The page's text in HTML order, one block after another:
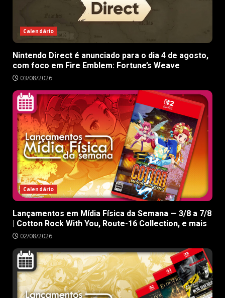
Calendário
Nintendo Direct é anunciado para o dia 4 de agosto,
com foco em Fire Emblem: Fortune’s Weave
03/08/2026
Calendário
Lançamentos em Mídia Física da Semana — 3/8 a 7/8
| Cotton Rock With You, Route-16 Collection, e mais
02/08/2026